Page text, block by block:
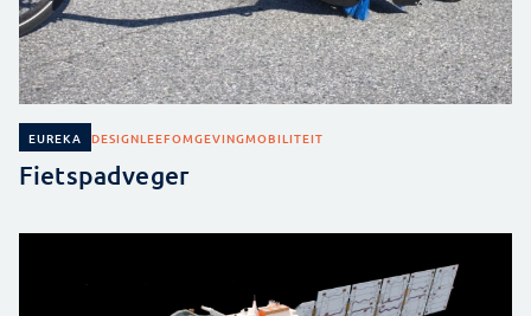
EUREKA DESIGNLEEFOMGEVINGMOBILITEIT
Fietspadveger